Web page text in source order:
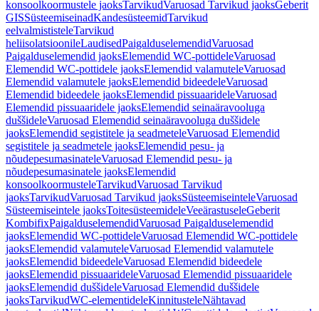
konsoolkoormustele jaoksTarvikudVaruosad Tarvikud jaoksGeberit
GISSüsteemiseinadKandesüsteemidTarvikud
eelvalmististeleTarvikud
heliisolatsioonileLaudisedPaigalduselemendidVaruosad
Paigalduselemendid jaoksElemendid WC-pottideleVaruosad
Elemendid WC-pottidele jaoksElemendid valamuteleVaruosad
Elemendid valamutele jaoksElemendid bideedeleVaruosad
Elemendid bideedele jaoksElemendid pissuaarideleVaruosad
Elemendid pissuaaridele jaoksElemendid seinaäravooluga
duššideleVaruosad Elemendid seinaäravooluga duššidele
jaoksElemendid segistitele ja seadmeteleVaruosad Elemendid
segistitele ja seadmetele jaoksElemendid pesu- ja
nõudepesumasinateleVaruosad Elemendid pesu- ja
nõudepesumasinatele jaoksElemendid
konsoolkoormusteleTarvikudVaruosad Tarvikud
jaoksTarvikudVaruosad Tarvikud jaoksSüsteemiseinteleVaruosad
Süsteemiseintele jaoksToitesüsteemideleVeeärastuseleGeberit
KombifixPaigalduselemendidVaruosad Paigalduselemendid
jaoksElemendid WC-pottideleVaruosad Elemendid WC-pottidele
jaoksElemendid valamuteleVaruosad Elemendid valamutele
jaoksElemendid bideedeleVaruosad Elemendid bideedele
jaoksElemendid pissuaarideleVaruosad Elemendid pissuaaridele
jaoksElemendid duššideleVaruosad Elemendid duššidele
jaoksTarvikudWC-elementideleKinnitusteleNähtavad